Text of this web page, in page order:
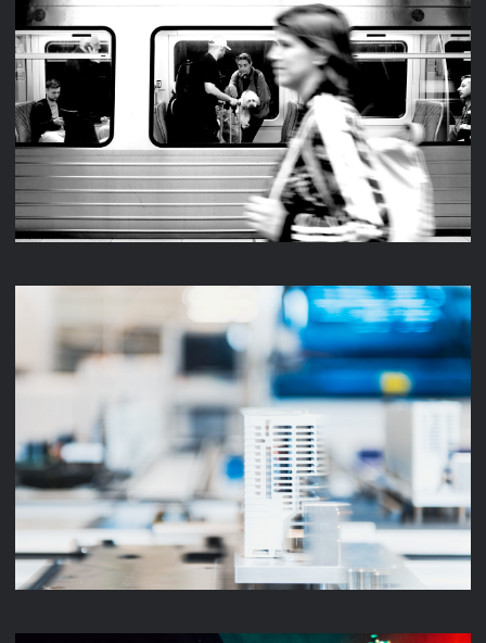
STREET 2024
UNTERNEHMENSFILM